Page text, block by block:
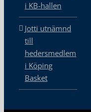
i KB-hallen
Jotti utnämnd
till
hedersmedlem
i Köping
Basket